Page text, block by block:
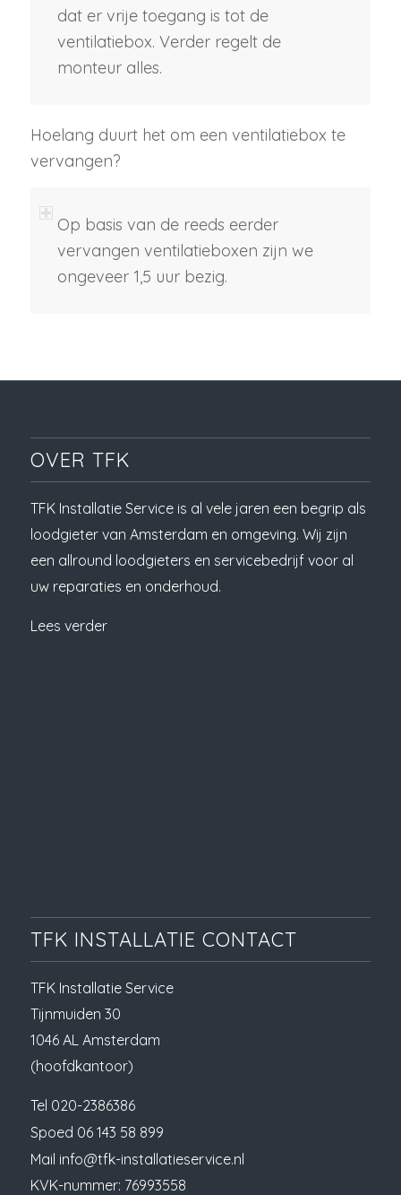
dat er vrije toegang is tot de
ventilatiebox. Verder regelt de
monteur alles.
Hoelang duurt het om een ventilatiebox te
vervangen?
Op basis van de reeds eerder
vervangen ventilatieboxen zijn we
ongeveer 1,5 uur bezig.
OVER TFK
TFK Installatie Service is al vele jaren een begrip als
loodgieter van Amsterdam en omgeving. Wij zijn
een allround loodgieters en servicebedrijf voor al
uw reparaties en onderhoud.
Lees verder
TFK INSTALLATIE CONTACT
TFK Installatie Service
Tijnmuiden 30
1046 AL Amsterdam
(hoofdkantoor)
Tel 020-2386386
Spoed 06 143 58 899
Mail info@tfk-installatieservice.nl
KVK-nummer: 76993558